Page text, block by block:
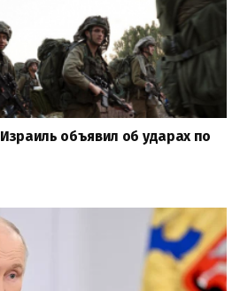
объявил об ударах по